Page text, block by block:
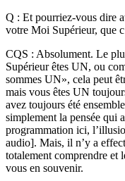
Q : Et pourriez-vous dire
votre Moi Supérieur, que
CQS : Absolument. Le
Supérieur êtes UN, ou
sommes UN», cela peut
mais vous êtes UN
avez toujours été
simplement la pensée qui
programmation ici,
audio]. Mais, il n’y a
totalement comprendre et
vous en souvenir.